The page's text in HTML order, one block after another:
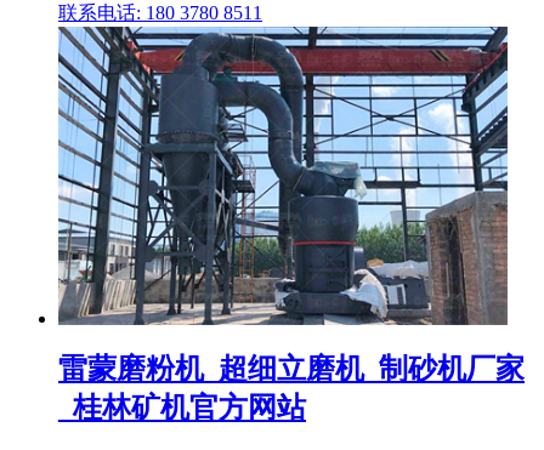
联系电话: 180 3780 8511
雷蒙磨粉机_超细立磨机_制砂机厂家
_桂林矿机官方网站